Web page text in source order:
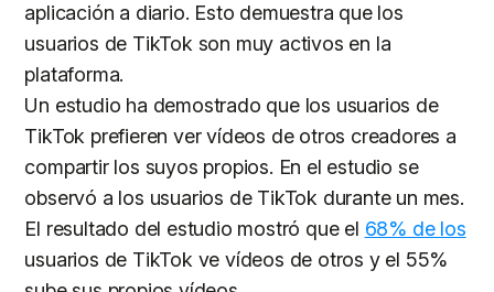
aplicación a diario. Esto demuestra que los
usuarios de TikTok son muy activos en la
plataforma.
Un estudio ha demostrado que los usuarios de
TikTok prefieren ver vídeos de otros creadores a
compartir los suyos propios. En el estudio se
observó a los usuarios de TikTok durante un mes.
El resultado del estudio mostró que el 68% de los
usuarios de TikTok ve vídeos de otros y el 55%